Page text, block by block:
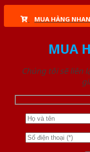
MUA HÀNG
MUA
Chúng tôi sẽ liên